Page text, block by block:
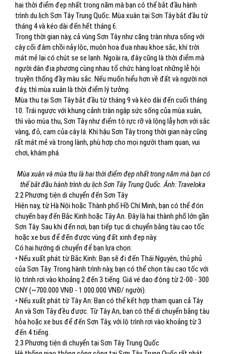
hai thời điểm đẹp nhất trong năm mà bạn có thể bắt đầu hành
trình du lịch Sơn Tây Trung Quốc. Mùa xuân tại Sơn Tây bắt đầu từ
tháng 4 và kéo dài đến hết tháng 6.
Trong thời gian này, cả vùng Sơn Tây như căng tràn nhựa sống với
cây cối đâm chồi nảy lộc, muôn hoa đua nhau khoe sắc, khí trời
mát mẻ lại có chút se se lạnh. Ngoài ra, đây cũng là thời điểm mà
người dân địa phương cùng nhau tổ chức hàng loạt những lễ hội
truyền thống đầy màu sắc. Nếu muốn hiểu hơn về đất và người nơi
đây, thì mùa xuân là thời điểm lý tưởng.
Mùa thu tại Sơn Tây bắt đầu từ tháng 9 và kéo dài đến cuối tháng
10. Trái ngược với khung cảnh tràn ngập sức sống của mùa xuân,
thì vào mùa thu, Sơn Tây như điểm tô rực rỡ và lộng lẫy hơn với sắc
vàng, đỏ, cam của cây lá. Khí hậu Sơn Tây trong thời gian này cũng
rất mát mẻ và trong lành, phù hợp cho mọi người tham quan, vui
chơi, khám phá.
Mùa xuân và mùa thu là hai thời điểm đẹp nhất trong năm mà bạn có
thể bắt đầu hành trình du lịch Sơn Tây Trung Quốc. Ảnh: Traveloka
2.2 Phương tiện di chuyển đến Sơn Tây
Hiện nay, từ Hà Nội hoặc Thành phố Hồ Chí Minh, bạn có thể đón
chuyến bay đến Bắc Kinh hoặc Tây An. Đây là hai thành phố lớn gần
Sơn Tây. Sau khi đến nơi, bạn tiếp tục di chuyển bằng tàu cao tốc
hoặc xe bus để đến được vùng đất xinh đẹp này.
Có hai hướng di chuyển để bạn lựa chọn:
• Nếu xuất phát từ Bắc Kinh: Bạn sẽ đi đến Thái Nguyên, thủ phủ
của Sơn Tây. Trong hành trình này, bạn có thể chọn tàu cao tốc với
lộ trình rơi vào khoảng 2 đến 3 tiếng. Giá vé dao động từ 2-00 - 300
CNY (~700.000 VNĐ - 1.000.000 VNĐ/ người).
• Nếu xuất phát từ Tây An: Bạn có thể kết hợp tham quan cả Tây
An và Sơn Tây đều được. Từ Tây An, bạn có thể di chuyển bằng tàu
hỏa hoặc xe bus để đến Sơn Tây, với lộ trình rơi vào khoảng từ 3
đến 4 tiếng.
2.3 Phương tiện di chuyển tại Sơn Tây Trung Quốc